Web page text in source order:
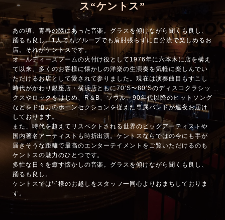
ス“ケントス”
あの頃、青春の隣にあった音楽。グラスを傾けながら聞くも良し、
踊るも良し。1人でもグループでも肩肘張らずに自分流で楽しめるお
店。それがケントスです。
オールディーズブームの火付け役として1976年に六本木に店を構え
て以来、多くのお客様に懐かしの洋楽の生演奏を気軽に楽しんでい
ただけるお店として愛されて参りました。現在は演奏曲目もすこし
時代がかわり銀座店・横浜店ともに70’S〜80’Sのディスコクラシッ
クスやロックをはじめ、R＆B、ソウル、90年代以降のヒットソング
などをド迫力のホーンセクションを従えた専属バンドが連夜お届け
しております。
また、時代を超えてリスペクトされる世界のビッグアーティストや
国内著名アーティストも時折出演。ケントスならではの今にも手が
届きそうな距離で最高のエンターテイメントをご覧いただけるのも
ケントスの魅力のひとつです。
多忙な日々を癒す懐かしの音楽。グラスを傾けながら聞くも良し、
踊るも良し。
ケントスでは皆様のお越しをスタッフ一同心よりおまちしておりま
す。